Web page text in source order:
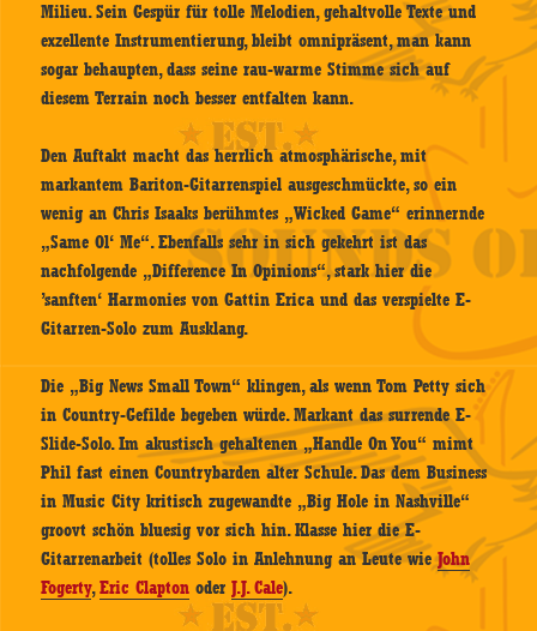
Milieu. Sein Gespür für tolle Melodien, gehaltvolle Texte und
exzellente Instrumentierung, bleibt omnipräsent, man kann
sogar behaupten, dass seine rau-warme Stimme sich auf
diesem Terrain noch besser entfalten kann.
Den Auftakt macht das herrlich atmosphärische, mit
markantem Bariton-Gitarrenspiel ausgeschmückte, so ein
wenig an Chris Isaaks berühmtes „Wicked Game“ erinnernde
„Same Ol‘ Me“. Ebenfalls sehr in sich gekehrt ist das
nachfolgende „Difference In Opinions“, stark hier die
’sanften‘ Harmonies von Gattin Erica und das verspielte E-
Gitarren-Solo zum Ausklang.
Die „Big News Small Town“ klingen, als wenn Tom Petty sich
in Country-Gefilde begeben würde. Markant das surrende E-
Slide-Solo. Im akustisch gehaltenen „Handle On You“ mimt
Phil fast einen Countrybarden alter Schule. Das dem Business
in Music City kritisch zugewandte „Big Hole in Nashville“
groovt schön bluesig vor sich hin. Klasse hier die E-
Gitarrenarbeit (tolles Solo in Anlehnung an Leute wieJohn
Fogerty,Eric Clapton oderJ.J. Cale).